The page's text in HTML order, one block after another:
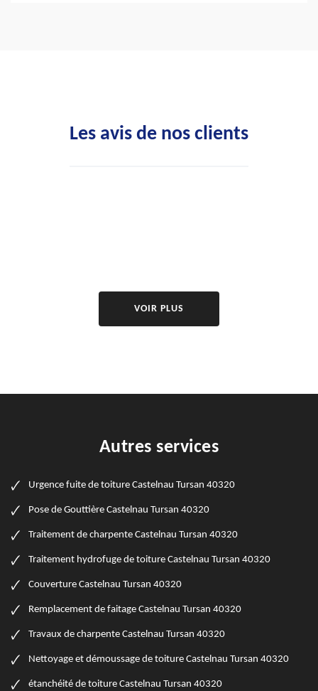
Les avis de nos clients
VOIR PLUS
Autres services
Urgence fuite de toiture Castelnau Tursan 40320
Pose de Gouttière Castelnau Tursan 40320
Traitement de charpente Castelnau Tursan 40320
Traitement hydrofuge de toiture Castelnau Tursan 40320
Couverture Castelnau Tursan 40320
Remplacement de faitage Castelnau Tursan 40320
Travaux de charpente Castelnau Tursan 40320
Nettoyage et démoussage de toiture Castelnau Tursan 40320
étanchéité de toiture Castelnau Tursan 40320